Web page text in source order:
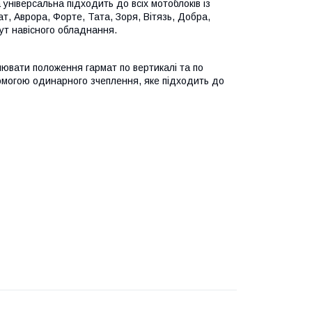
підходить до всіх мотоблоків із
Аврора, Форте, Тата, Зоря, Вітязь, Добра,
навісного обладнання.
положення гармат по вертикалі та по
одинарного зчеплення, яке підходить до